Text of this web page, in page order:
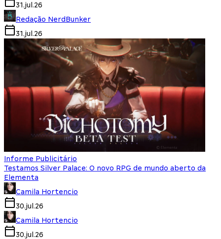
31.jul.26
Redação NerdBunker
31.jul.26
Informe Publicitário
Testamos Silver Palace: O novo RPG de mundo aberto da
Elementa
Camila Hortencio
30.jul.26
Camila Hortencio
30.jul.26